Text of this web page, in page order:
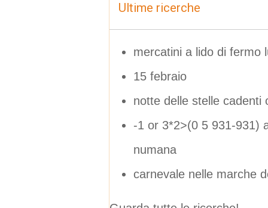
Ultime ricerche
mercatini a lido di fermo
15 febraio
notte delle stelle cadenti
-1 or 3*2>(0 5 931-931)
numana
carnevale nelle marche